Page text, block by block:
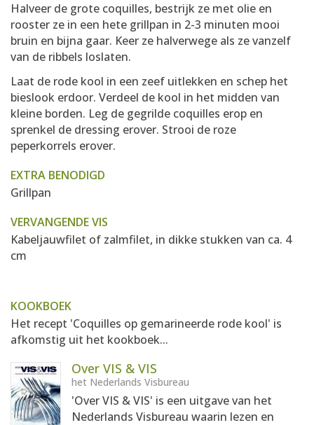
Halveer de grote coquilles, bestrijk ze met olie en
rooster ze in een hete grillpan in 2-3 minuten mooi
bruin en bijna gaar. Keer ze halverwege als ze vanzelf
van de ribbels loslaten.
Laat de rode kool in een zeef uitlekken en schep het
bieslook erdoor. Verdeel de kool in het midden van
kleine borden. Leg de gegrilde coquilles erop en
sprenkel de dressing erover. Strooi de roze
peperkorrels erover.
EXTRA BENODIGD
Grillpan
VERVANGENDE VIS
Kabeljauwfilet of zalmfilet, in dikke stukken van ca. 4
cm
KOOKBOEK
Het recept 'Coquilles op gemarineerde rode kool' is
afkomstig uit het kookboek...
Over VIS & VIS
het Nederlands Visbureau
'Over VIS & VIS' is een uitgave van het
Nederlands Visbureau waarin lezen en